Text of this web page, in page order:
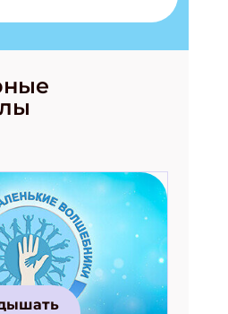
"Классный журнал" в